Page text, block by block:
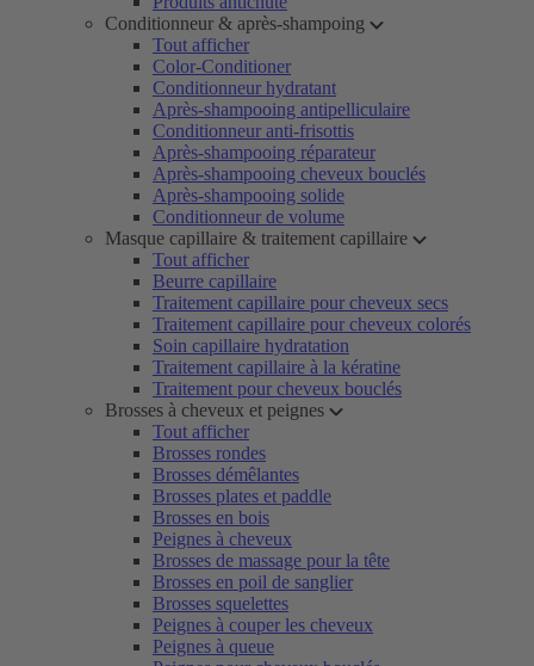
Conditionneur & après-shampoing
Tout afficher
Color-Conditioner
Conditionneur hydratant
Après-shampooing antipelliculaire
Conditionneur anti-frisottis
Après-shampooing réparateur
Après-shampooing cheveux bouclés
Après-shampooing solide
Conditionneur de volume
Masque capillaire & traitement capillaire
Tout afficher
Beurre capillaire
Traitement capillaire pour cheveux secs
Traitement capillaire pour cheveux colorés
Soin capillaire hydratation
Traitement capillaire à la kératine
Traitement pour cheveux bouclés
Brosses à cheveux et peignes
Tout afficher
Brosses rondes
Brosses démêlantes
Brosses plates et paddle
Brosses en bois
Peignes à cheveux
Brosses de massage pour la tête
Brosses en poil de sanglier
Brosses squelettes
Peignes à couper les cheveux
Peignes à queue